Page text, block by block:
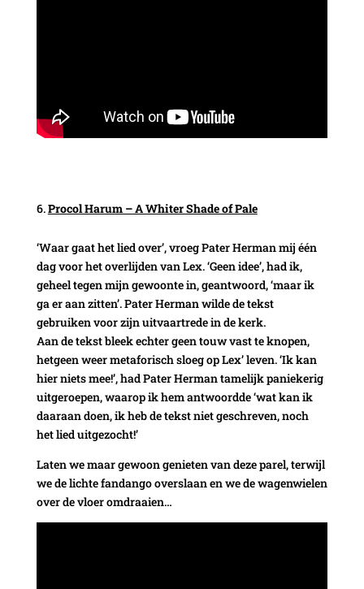
Procol Harum – A Whiter Shade of Pale
‘Waar gaat het lied over’, vroeg Pater Herman mij één
dag voor het overlijden van Lex. ‘Geen idee’, had ik,
geheel tegen mijn gewoonte in, geantwoord, ‘maar ik
ga er aan zitten’. Pater Herman wilde de tekst
gebruiken voor zijn uitvaartrede in de kerk.
Aan de tekst bleek echter geen touw vast te knopen,
hetgeen weer metaforisch sloeg op Lex’ leven. ‘Ik kan
hier niets mee!’, had Pater Herman tamelijk paniekerig
uitgeroepen, waarop ik hem antwoordde ‘wat kan ik
daaraan doen, ik heb de tekst niet geschreven, noch
het lied uitgezocht!’
Laten we maar gewoon genieten van deze parel, terwijl
we de lichte fandango overslaan en we de wagenwielen
over de vloer omdraaien…